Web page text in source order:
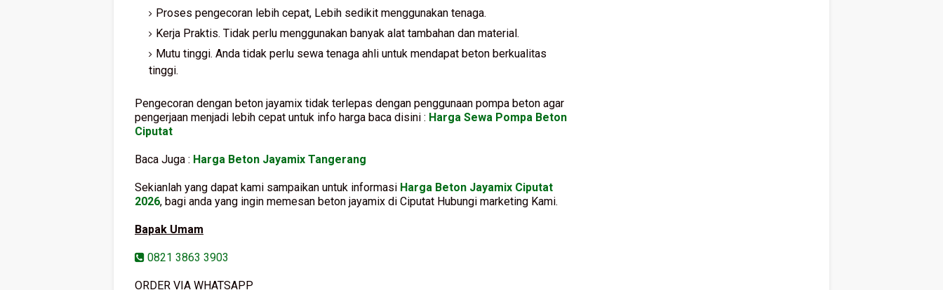
Proses pengecoran lebih cepat, Lebih sedikit menggunakan tenaga.
Kerja Praktis. Tidak perlu menggunakan banyak alat tambahan dan material.
Mutu tinggi. Anda tidak perlu sewa tenaga ahli untuk mendapat beton berkualitas
tinggi.
Pengecoran dengan beton jayamix tidak terlepas dengan penggunaan pompa beton agar
pengerjaan menjadi lebih cepat untuk info harga baca disini : Harga Sewa Pompa Beton
Ciputat
Baca Juga : Harga Beton Jayamix Tangerang
Sekianlah yang dapat kami sampaikan untuk informasi Harga Beton Jayamix Ciputat
2026, bagi anda yang ingin memesan beton jayamix di Ciputat Hubungi marketing Kami.
Bapak Umam
0821 3863 3903
ORDER VIA WHATSAPP